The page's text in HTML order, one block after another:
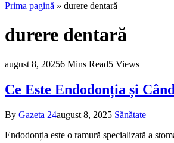
Prima pagină » durere dentară
durere dentară
august 8, 20256 Mins Read5 Views
Ce Este Endodonția și
By Gazeta 24august 8, 2025 Sănătate
Endodonția este o ramură specializată a